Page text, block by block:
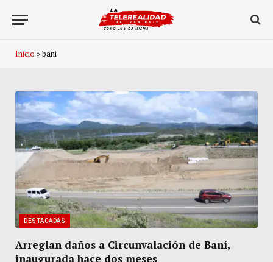
Inicio »bani
DESTACADAS
Arreglan daños a Circunvalación de Baní,
inaugurada hace dos meses